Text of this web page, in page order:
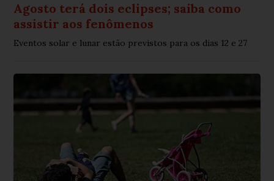
Agosto terá dois eclipses; saiba como
assistir aos fenômenos
Eventos solar e lunar estão previstos para os dias 12 e 27